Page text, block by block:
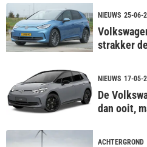
NIEUWS 25-06-
strakker
NIEUWS 17-05-
De
dan ooit,
ACHTERGROND